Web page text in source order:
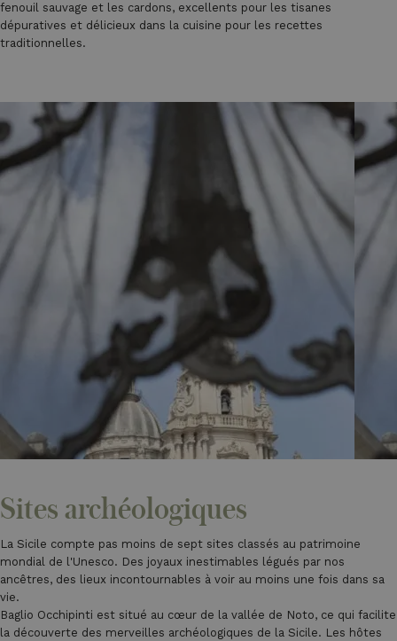
fenouil sauvage et les cardons, excellents pour les tisanes
dépuratives et délicieux dans la cuisine pour les recettes
traditionnelles.
Sites archéologiques
La Sicile compte pas moins de sept sites classés au patrimoine
mondial de l'Unesco. Des joyaux inestimables légués par nos
ancêtres, des lieux incontournables à voir au moins une fois dans sa
vie.
Baglio Occhipinti est situé au cœur de la vallée de Noto, ce qui facilite
la découverte des merveilles archéologiques de la Sicile. Les hôtes